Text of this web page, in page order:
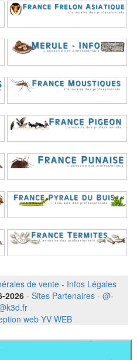
de vente - Infos Légales
2026 - Sites Partenaires - @-
web YV WEB